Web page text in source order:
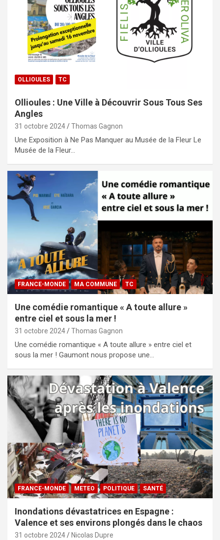
OLLIOULES TC
Ollioules : Une Ville à Découvrir Sous Tous Ses
Angles
31 octobre 2024 Thomas Gagnon
Une Exposition à Ne Pas Manquer au Musée de la Fleur Le
Musée de la Fleur…
FRANCE-MONDE MA COMMUNE TC
Une comédie romantique « A toute allure »
entre ciel et sous la mer !
31 octobre 2024 Thomas Gagnon
Une comédie romantique « A toute allure » entre ciel et
sous la mer ! Gaumont nous propose une…
FRANCE-MONDE METEO POLITIQUE SANTÉ
Inondations dévastatrices en Espagne :
Valence et ses environs plongés dans le chaos
31 octobre 2024 Nicolas Dupre